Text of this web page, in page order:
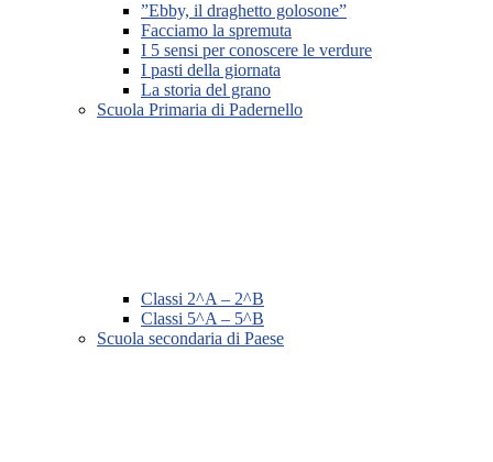
”Ebby, il draghetto golosone”
Facciamo la spremuta
I 5 sensi per conoscere le verdure
I pasti della giornata
La storia del grano
Scuola Primaria di Padernello
Classi 2^A – 2^B
Classi 5^A – 5^B
Scuola secondaria di Paese